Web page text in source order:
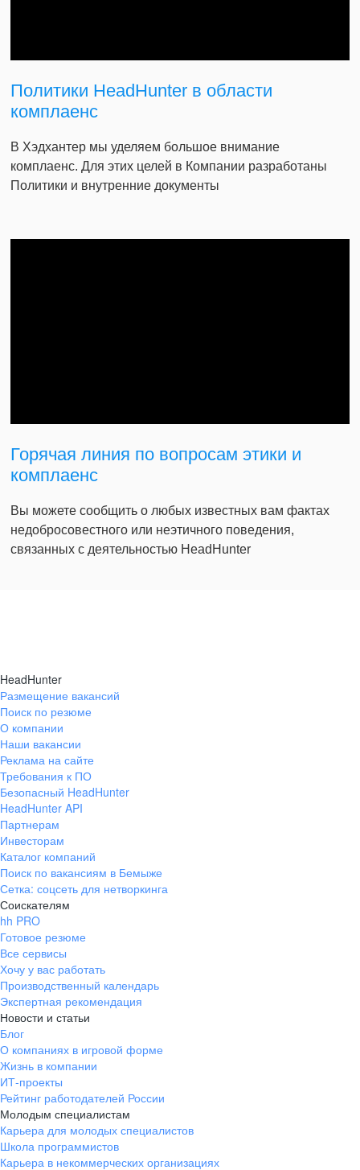
Политики HeadHunter в области
комплаенс
В Хэдхантер мы уделяем большое внимание
комплаенс. Для этих целей в Компании разработаны
Политики и внутренние документы
Горячая линия по вопросам этики и
комплаенс
Вы можете сообщить о любых известных вам фактах
недобросовестного или неэтичного поведения,
связанных с деятельностью HeadHunter
HeadHunter
Размещение вакансий
Поиск по резюме
О компании
Наши вакансии
Реклама на сайте
Требования к ПО
Безопасный HeadHunter
HeadHunter API
Партнерам
Инвесторам
Каталог компаний
Поиск по вакансиям в Бемыже
Сетка: соцсеть для нетворкинга
Соискателям
hh PRO
Готовое резюме
Все сервисы
Хочу у вас работать
Производственный календарь
Экспертная рекомендация
Новости и статьи
Блог
О компаниях в игровой форме
Жизнь в компании
ИТ-проекты
Рейтинг работодателей России
Молодым специалистам
Карьера для молодых специалистов
Школа программистов
Карьера в некоммерческих организациях